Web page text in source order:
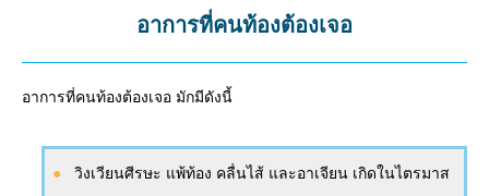
อาการที่คนท้องต้องเจอ
อาการที่คนท้องต้องเจอ มักมีดังนี้
วิงเวียนศีรษะ แพ้ท้อง คลื่นไส้ และอาเจียน เกิดในไตรมาส